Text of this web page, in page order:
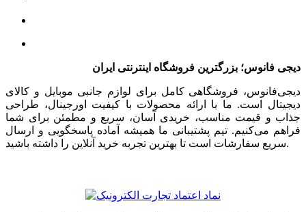
دیجی فانوس؛ بزرگترین فروشگاه اینترنتی ایران
دیجی‌فانوس، فروشگاهی کامل برای لوازم جانبی موبایل و کالای
دیجیتال است. ما با ارائه محصولات با کیفیت اورجینال، طراحی
جذاب و قیمت مناسب، خریدی آسان، سریع و مطمئن برای شما
فراهم می‌کنیم. تیم پشتیبانی ما همیشه آماده پاسخگویی و ارسال
سریع سفارشات است تا بهترین تجربه خرید آنلاین را داشته باشید.